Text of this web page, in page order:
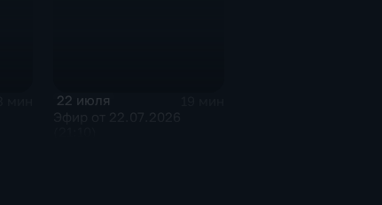
22 июля